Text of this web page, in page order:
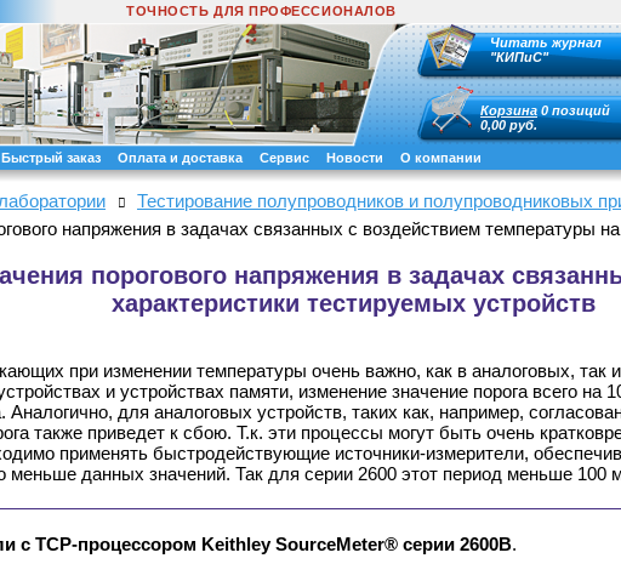
ТОЧНОСТЬ ДЛЯ ПРОФЕССИОНАЛОВ
Читать журнал
"КИПиС"
Корзина 0 позиций
0,00 руб.
Быстрый заказ Оплата и доставка Сервис Новости О компании
Тестирование полупроводников и полупроводниковых
напряжения в задачах связанных с воздействием температуры
порогового напряжения в задачах
характеристики тестируемых устройств
при изменении температуры очень важно, как в аналоговых, так
и устройствах памяти, изменение значение порога всего на
Аналогично, для аналоговых устройств, таких как, например,
также приведет к сбою. Т.к. эти процессы могут быть очень
применять быстродействующие источники-измерители,
меньше данных значений. Так для серии 2600 этот период меньше 100
с TCP-процессором Keithley SourceMeter® серии 2600B.